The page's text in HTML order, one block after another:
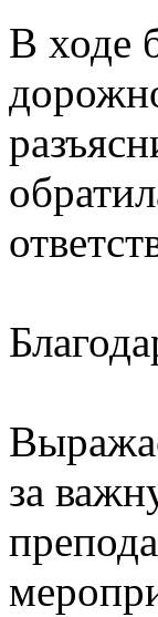
В ходе
за